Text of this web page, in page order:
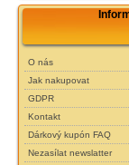
O nás
Jak nakupovat
GDPR
Kontakt
Dárkový kupón FAQ
Nezasílat newslatter